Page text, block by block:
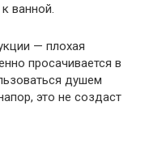
ванной.
— плохая
просачивается в
душем
это не создаст